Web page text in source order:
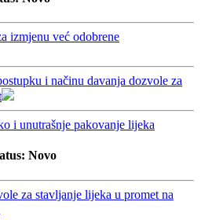
izmjenu već odobrene
i načinu davanja dozvole za
i unutrašnje pakovanje lijeka
Novo
za stavljanje lijeka u promet na